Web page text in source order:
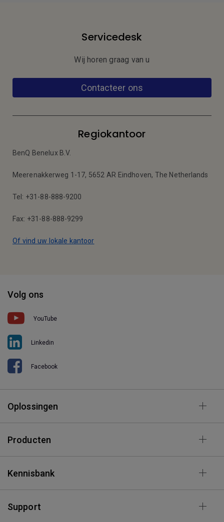
Servicedesk
Wij horen graag van u
Contacteer ons
Regiokantoor
BenQ Benelux B.V.
Meerenakkerweg 1-17, 5652 AR Eindhoven, The Netherlands
Tel: +31-88-888-9200
Fax: +31-88-888-9299
Of vind uw lokale kantoor
Volg ons
YouTube
Linkedin
Facebook
Oplossingen
Producten
Kennisbank
Support